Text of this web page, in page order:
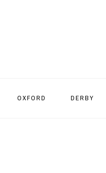
OXFORD DERBY